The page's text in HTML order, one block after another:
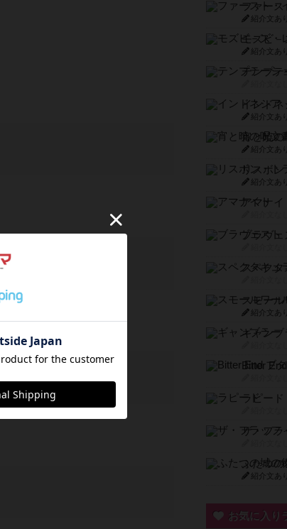
紹介文あり
モズビ－
紹介文あり
テンプテ
インドネ
紹介文あり
宵と暁の
紹介文あり
リスボ
紹介文あり
アマナイ
ブラヴェ
スペクタ
スモール
紹介文あり
ギャンブ
ラピード
ザ・フラ
ふたつの
紹介文あり
お気に入り